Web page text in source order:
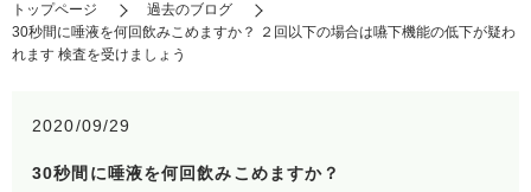
トップページ
過去のブログ
30秒間に唾液を何回飲みこめますか？ ２回以下の場合は嚥下機能の低下が疑わ
れます 検査を受けましょう
2020/09/29
30秒間に唾液を何回飲みこめますか？